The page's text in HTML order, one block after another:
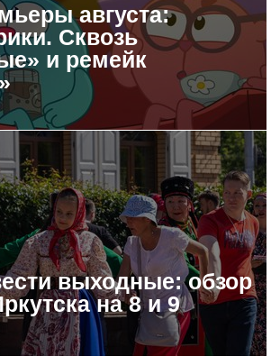
августа:
Сквозь
и ремейк
выходные: обзор
на 8 и 9